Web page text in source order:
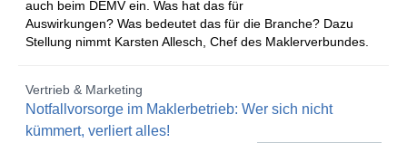
auch beim DEMV ein. Was hat das für
Auswirkungen? Was bedeutet das für die Branche? Dazu
Stellung nimmt Karsten Allesch, Chef des Maklerverbundes.
Vertrieb & Marketing
Notfallvorsorge im Maklerbetrieb: Wer sich nicht
kümmert, verliert alles!